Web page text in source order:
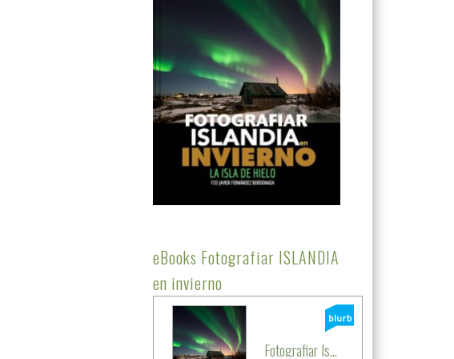
eBooks Fotografiar ISLANDIA
en invierno
Fotografiar Is...